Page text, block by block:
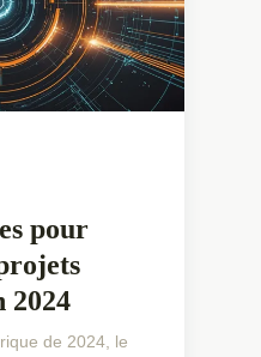
pour
2024
de 2024, le